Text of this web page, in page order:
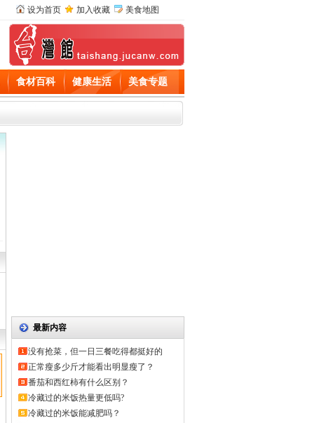
设为首页 加入收藏 美食地图
食材百科 健康生活 美食专题
最新内容
没有抢菜，但一日三餐吃得都挺好的
正常瘦多少斤才能看出明显瘦了？
番茄和西红柿有什么区别？
冷藏过的米饭热量更低吗?
冷藏过的米饭能减肥吗？